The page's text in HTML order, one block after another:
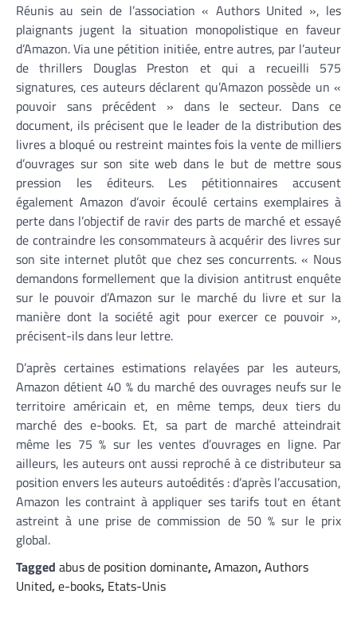
Réunis au sein de l’association « Authors United », les
plaignants jugent la situation monopolistique en faveur
d’Amazon. Via une pétition initiée, entre autres, par l’auteur
de thrillers Douglas Preston et qui a recueilli 575
signatures, ces auteurs déclarent qu’Amazon possède un «
pouvoir sans précédent » dans le secteur. Dans ce
document, ils précisent que le leader de la distribution des
livres a bloqué ou restreint maintes fois la vente de milliers
d’ouvrages sur son site web dans le but de mettre sous
pression les éditeurs. Les pétitionnaires accusent
également Amazon d’avoir écoulé certains exemplaires à
perte dans l’objectif de ravir des parts de marché et essayé
de contraindre les consommateurs à acquérir des livres sur
son site internet plutôt que chez ses concurrents. « Nous
demandons formellement que la division antitrust enquête
sur le pouvoir d’Amazon sur le marché du livre et sur la
manière dont la société agit pour exercer ce pouvoir »,
précisent-ils dans leur lettre.
D’après certaines estimations relayées par les auteurs,
Amazon détient 40 % du marché des ouvrages neufs sur le
territoire américain et, en même temps, deux tiers du
marché des e-books. Et, sa part de marché atteindrait
même les 75 % sur les ventes d’ouvrages en ligne. Par
ailleurs, les auteurs ont aussi reproché à ce distributeur sa
position envers les auteurs autoédités : d’après l’accusation,
Amazon les contraint à appliquer ses tarifs tout en étant
astreint à une prise de commission de 50 % sur le prix
global.
Tagged abus de position dominante,Amazon,Authors
United,e-books, Etats-Unis